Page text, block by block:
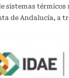
de Andalucía, a